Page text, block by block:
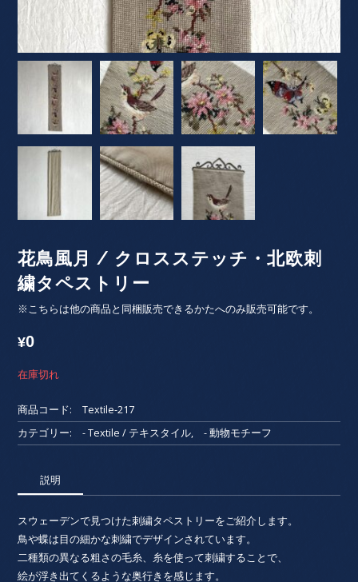
花鳥風月 / クロスステッチ・北欧刺
繍タペストリー
※こちらは他の商品と同梱販売できるかたへのみ販売可能です。
¥0
在庫切れ
商品コード:
Textile-217
カテゴリー:
- Textile / テキスタイル, - 動物モチーフ
説明
スウェーデンで見つけた刺繍タペストリーをご紹介します。
鳥や蝶は目の細かな刺繍でデザインされています。
二種類の異なる粗さの毛糸、糸を使って刺繍することで、
絵が浮き出てくるような奥行きを感じます。